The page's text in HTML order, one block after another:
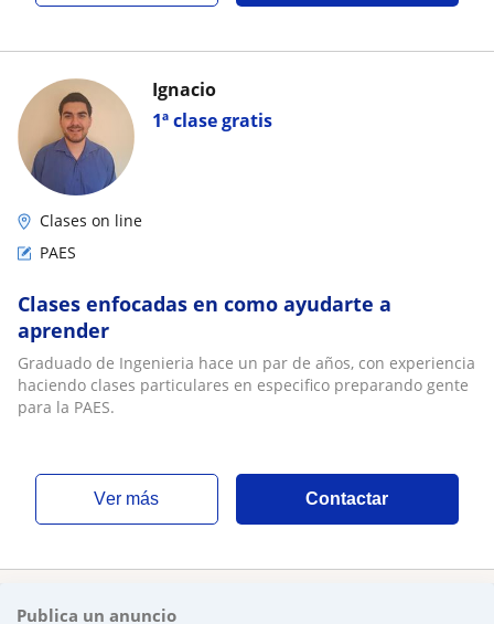
1ª clase gratis
Ignacio
Clases on line
PAES
Clases enfocadas en como ayudarte a
aprender
Graduado de Ingenieria hace un par de años, con experiencia
haciendo clases particulares en especifico preparando gente
para la PAES.
ver más Contactar
Publica un anuncio